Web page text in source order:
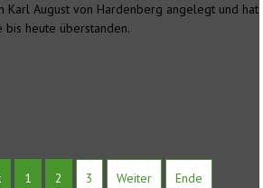
Karl August von Hardenberg angelegt und hat
bis heute überstanden.
1 2 3 Weiter Ende